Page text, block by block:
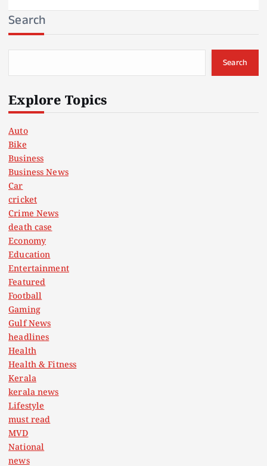
Search
Search
Explore Topics
Auto
Bike
Business
Business News
Car
cricket
Crime News
death case
Economy
Education
Entertainment
Featured
Football
Gaming
Gulf News
headlines
Health
Health & Fitness
Kerala
kerala news
Lifestyle
must read
MVD
National
news